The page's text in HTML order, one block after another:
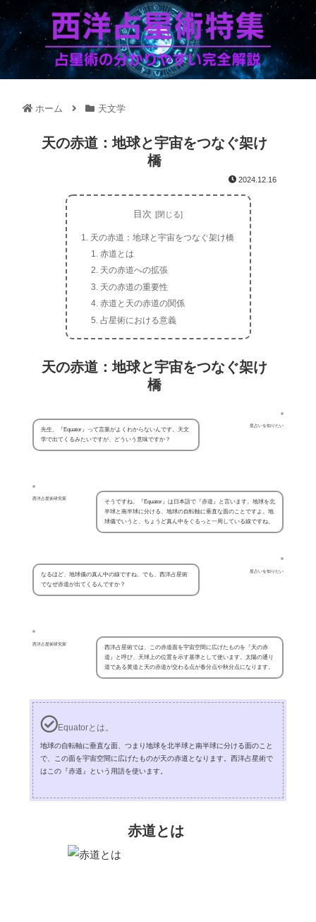
ホーム 天文学
天の赤道：地球と宇宙をつなぐ架け
橋
2024.12.16
目次
天の赤道：地球と宇宙をつなぐ架け橋
赤道とは
天の赤道への拡張
天の赤道の重要性
赤道と天の赤道の関係
占星術における意義
天の赤道：地球と宇宙をつなぐ架け
橋
星占いを知りたい
先生、『Equator』って言葉がよくわからないんです。天文
学で出てくるみたいですが、どういう意味ですか？
西洋占星術研究家
そうですね。『Equator』は日本語で『赤道』と言います。地球を北
半球と南半球に分ける、地球の自転軸に垂直な面のことですよ。地
球儀でいうと、ちょうど真ん中をぐるっと一周している線ですね。
星占いを知りたい
なるほど、地球儀の真ん中の線ですね。でも、西洋占星術
でなぜ赤道が出てくるんですか？
西洋占星術研究家
西洋占星術では、この赤道面を宇宙空間に広げたものを『天の赤
道』と呼び、天球上の位置を示す基準として使います。太陽の通り
道である黄道と天の赤道が交わる点が春分点や秋分点になります。
Equatorとは。
地球の自転軸に垂直な面、つまり地球を北半球と南半球に分ける面のこと
で、この面を宇宙空間に広げたものが天の赤道となります。西洋占星術で
はこの『赤道』という用語を使います。
赤道とは